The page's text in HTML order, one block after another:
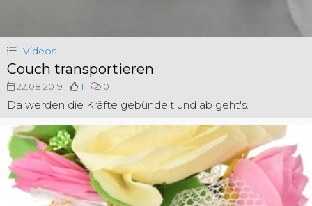
Videos
Couch transportieren
22.08.2019 1 0
Da werden die Kräfte gebündelt und ab geht's.